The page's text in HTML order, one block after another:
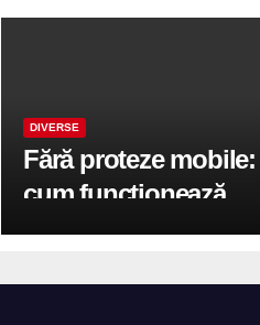
DIVERSE
Fără proteze mobile:
cum funcționează
reabilitarea completă